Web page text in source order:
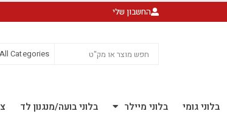
החשבון שלי
All Categories
בלוני גומי בלוני מיילר בלוני בועה/מנגנון לד